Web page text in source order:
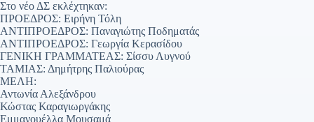
Στο νέο ΔΣ εκλέχτηκαν:
ΠΡΟΕΔΡΟΣ: Ειρήνη Τόλη
ΑΝΤΙΠΡΟΕΔΡΟΣ: Παναγιώτης Ποδηματάς
ΑΝΤΙΠΡΟΕΔΡΟΣ: Γεωργία Κερασίδου
ΓΕΝΙΚΗ ΓΡΑΜΜΑΤΕΑΣ: Σίσσυ Λυγνού
ΤΑΜΙΑΣ: Δημήτρης Παλιούρας
ΜΕΛΗ:
Αντωνία Αλεξάνδρου
Κώστας Καραγιωργάκης
Εμμανουέλλα Μουσαμά